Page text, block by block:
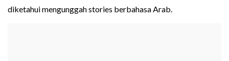
diketahui mengunggah stories berbahasa Arab.